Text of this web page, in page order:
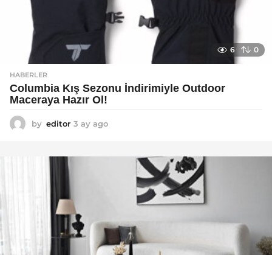
6 0
HABERLER
Columbia Kış Sezonu İndirimiyle Outdoor
Maceraya Hazır Ol!
by editor 3 ay ago
a